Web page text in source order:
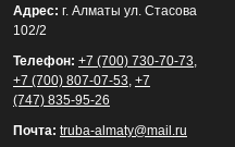
Адрес: г. Алматы ул. Стасова
102/2
Телефон: +7 (700) 730-70-73,
+7 (700) 807-07-53, +7
(747) 835-95-26
Почта: truba-almaty@mail.ru